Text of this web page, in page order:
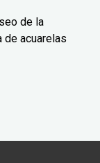
de la
de acuarelas